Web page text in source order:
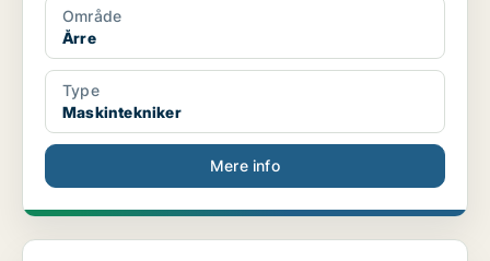
Område
Årre
Type
Maskintekniker
Mere info
Chauffør til kran/grab-bil, til vandledningsarbejd...